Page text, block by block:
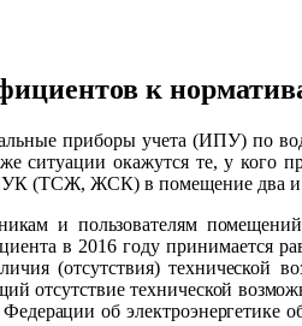
к
приборы учета (ИПУ) по
окажутся те, у кого
(ТСЖ, ЖСК) в помещение два и
и пользователям
в 2016 году принимается
(отсутствия) технической
технической
Федерации об